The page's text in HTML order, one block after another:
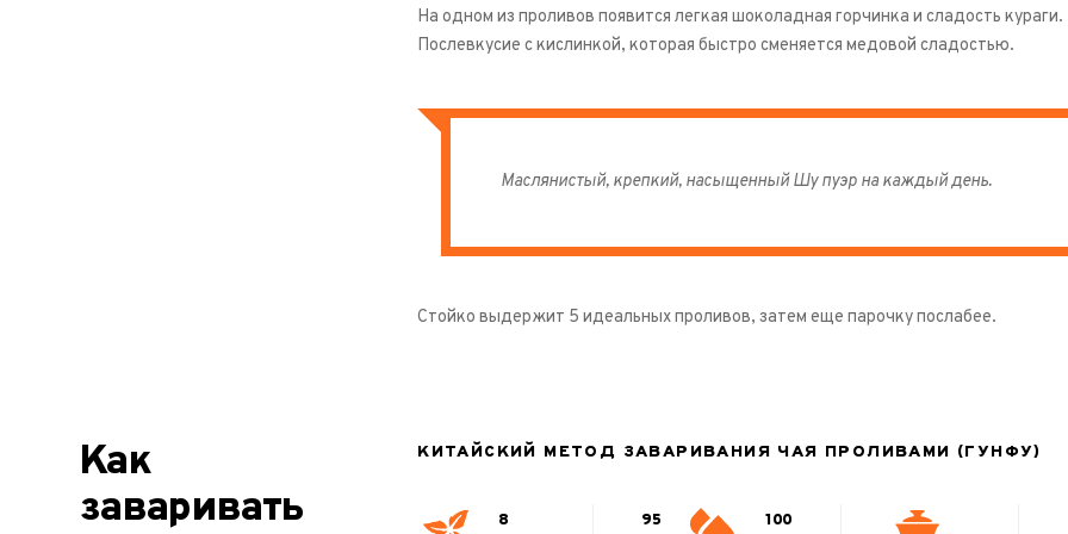
На одном из проливов появится легкая шоколадная горчинка и сладость кураги.
Послевкусие с кислинкой, которая быстро сменяется медовой сладостью.
Маслянистый, крепкий, насыщенный Шу пуэр на каждый день.
Стойко выдержит 5 идеальных проливов, затем еще парочку послабее.
Как
заваривать
КИТАЙСКИЙ МЕТОД ЗАВАРИВАНИЯ ЧАЯ ПРОЛИВАМИ (ГУНФУ)
8 95 100